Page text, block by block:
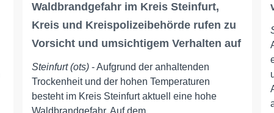
Waldbrandgefahr im Kreis Steinfurt,
Kreis und Kreispolizeibehörde rufen zu
Vorsicht und umsichtigem Verhalten auf
Steinfurt (ots)- Aufgrund der anhaltenden
Trockenheit und der hohen Temperaturen
besteht im Kreis Steinfurt aktuell eine hohe
Waldbrandgefahr. Auf dem